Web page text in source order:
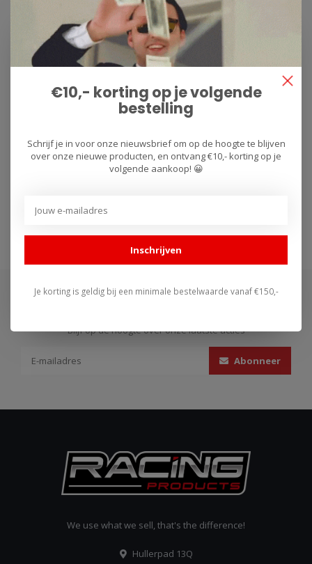
BONAMICI RACING
koppelingshevel
Ducati Monster
Panigale
Streetfighter V2 V4
Bonamici koppelingshevel
Ducati Monster 1100/1200 -
BONAMICI RACING
rem en
koppelingshendel
Yamaha YZF R6 06-16 -
YZF R1 04-14
Bonamici rem en
koppelingshendel Yamaha
Blijf op de hoogte over onze laatste acties
Abonneer
We use what we sell, that's the difference!
Hullerpad 13Q
€10,- korting op je volgende
bestelling
Schrijf je in voor onze nieuwsbrief om op de hoogte te blijven
over onze nieuwe producten, en ontvang €10,- korting op je
volgende aankoop! 😀
Inschrijven
Je korting is geldig bij een minimale bestelwaarde vanaf €150,-